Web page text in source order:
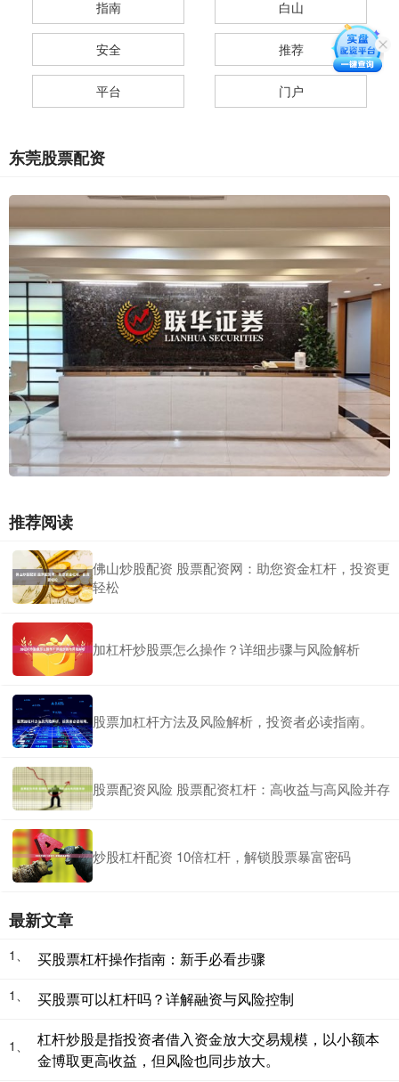
指南 白山
安全 推荐
平台 门户
东莞股票配资
推荐阅读
佛山炒股配资 股票配资网：助您资金杠杆，投资更
轻松
加杠杆炒股票怎么操作？详细步骤与风险解析
股票加杠杆方法及风险解析，投资者必读指南。
股票配资风险 股票配资杠杆：高收益与高风险并存
炒股杠杆配资 10倍杠杆，解锁股票暴富密码
最新文章
1、 买股票杠杆操作指南：新手必看步骤
1、 买股票可以杠杆吗？详解融资与风险控制
1、
杠杆炒股是指投资者借入资金放大交易规模，以小额本
金博取更高收益，但风险也同步放大。